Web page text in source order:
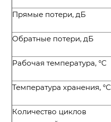
Прямые потери, дБ
Обратные потери, дБ
Рабочая температура, °С
Температура хранения, °С
Количество циклов